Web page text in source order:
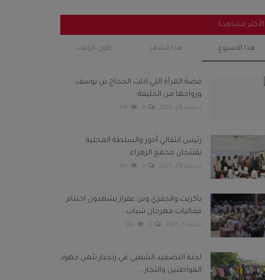
الأكثر مشاهدة
هذا الاسبوع هذا الشهر طول الوقت
قصة المرأة التي اذلت الحجاج بن يوسف
وزواجها من الخليفة...
سبتمبر 28, 2022 0
116
رئيس انتقالي أحور والسلطة المحلية
يفتتحان مجمع الزهراء...
سبتمبر 29, 2025 0
103
باكريت والجفري وبن عفرار يشهدون اختتام
فعاليات مهرجان شباب...
فبراير 13, 2025 0
102
لجنة التصعيد الشعبي في زنجبار تثمن جهود
المواطنين والتجار...